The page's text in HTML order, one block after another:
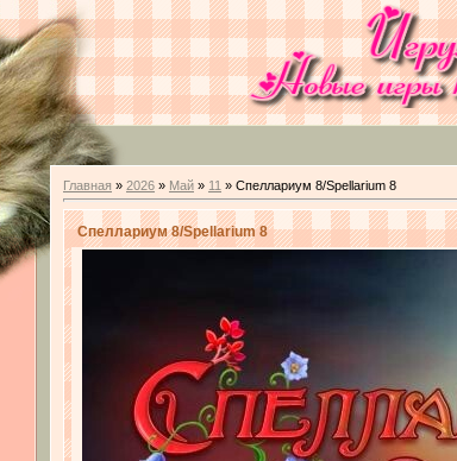
Главная » 2026 » Май » 11 » Спеллариум 8/Spellarium 8
Спеллариум 8/Spellarium 8